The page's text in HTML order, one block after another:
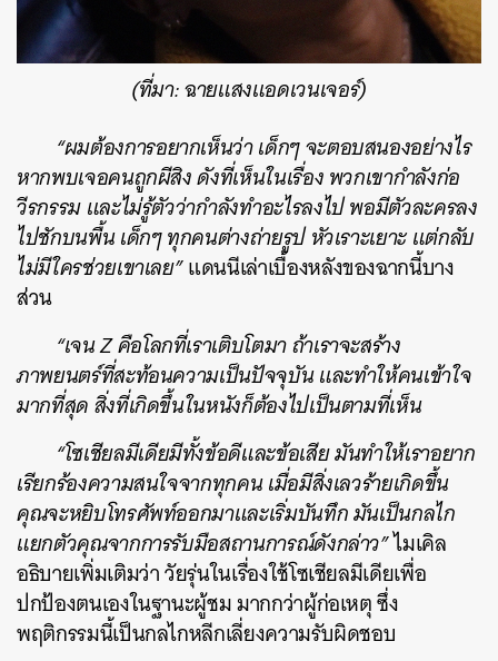
(ที่มา: ฉายแสงแอดเวนเจอร์)
“ผมต้องการอยากเห็นว่า เด็กๆ จะตอบสนองอย่างไร
หากพบเจอคนถูกผีสิง ดังที่เห็นในเรื่อง พวกเขากำลังก่อ
วีรกรรม และไม่รู้ตัวว่ากำลังทำอะไรลงไป พอมีตัวละครลง
ไปชักบนพื้น เด็กๆ ทุกคนต่างถ่ายรูป หัวเราะเยาะ แต่กลับ
ไม่มีใครช่วยเขาเลย”แดนนีเล่าเบื้องหลังของฉากนี้บาง
ส่วน
“เจน Z คือโลกที่เราเติบโตมา ถ้าเราจะสร้าง
ภาพยนตร์ที่สะท้อนความเป็นปัจจุบัน และทำให้คนเข้าใจ
มากที่สุด สิ่งที่เกิดขึ้นในหนังก็ต้องไปเป็นตามที่เห็น
“โซเชียลมีเดียมีทั้งข้อดีและข้อเสีย มันทำให้เราอยาก
เรียกร้องความสนใจจากทุกคน เมื่อมีสิ่งเลวร้ายเกิดขึ้น
คุณจะหยิบโทรศัพท์ออกมาและเริ่มบันทึก มันเป็นกลไก
แยกตัวคุณจากการรับมือสถานการณ์ดังกล่าว”ไมเคิล
อธิบายเพิ่มเติมว่า วัยรุ่นในเรื่องใช้โซเชียลมีเดียเพื่อ
ปกป้องตนเองในฐานะผู้ชม มากกว่าผู้ก่อเหตุ ซึ่ง
พฤติกรรมนี้เป็นกลไกหลีกเลี่ยงความรับผิดชอบ
SHARE TWEET LINE EMAIL